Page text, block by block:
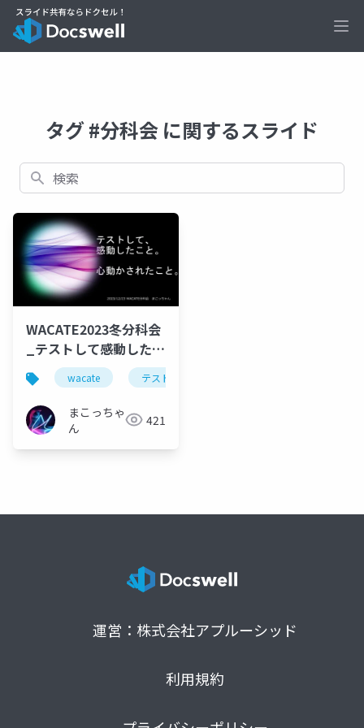
タグ #分科会 に関するスライド
検索
WACATE2023冬分科会
_テストして感動したこ
と
wacate テスト
まこっちゃ
ん
421
運営：株式会社アプルーシッド
利用規約